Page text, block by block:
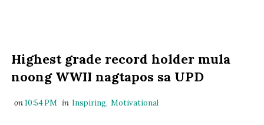
Highest grade record holder mula
noong WWII nagtapos sa UPD
on10:54 PM in Inspiring, Motivational